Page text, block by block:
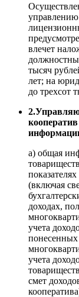
влечет
тысяч
лет; на
до трехсот
а) общая
(включая
доходах,
учета
понесенных
учета
смет